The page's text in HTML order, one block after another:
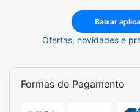
Baixar
Ofertas, novidades e
Formas de Pagamento